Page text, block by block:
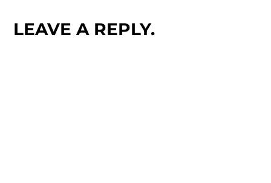
LEAVE A REPLY.